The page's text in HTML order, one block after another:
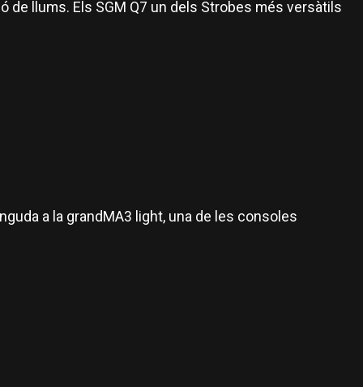
llums. Els SGM Q7 un dels Strobes més versàtils
a la grandMA3 light, una de les consoles